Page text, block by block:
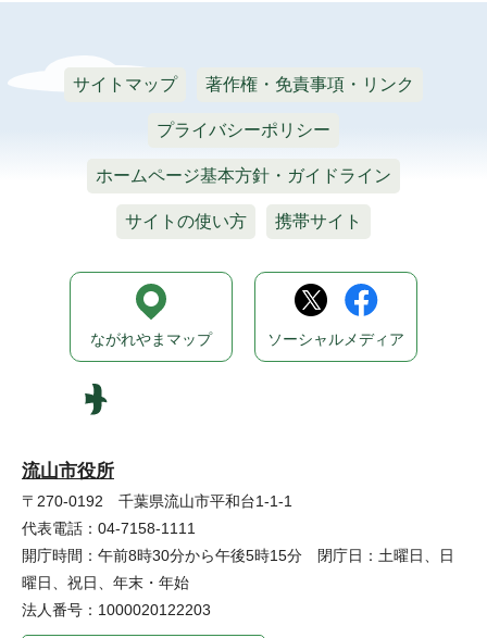
サイトマップ 著作権・免責事項・リンク
プライバシーポリシー
ホームページ基本方針・ガイドライン
サイトの使い方 携帯サイト
流山市役所
〒270-0192 千葉県流山市平和台1-1-1
代表電話：04-7158-1111
開庁時間：午前8時30分から午後5時15分 閉庁日：土曜日、日
曜日、祝日、年末・年始
法人番号：1000020122203
ながれやまマップ ソーシャルメディア